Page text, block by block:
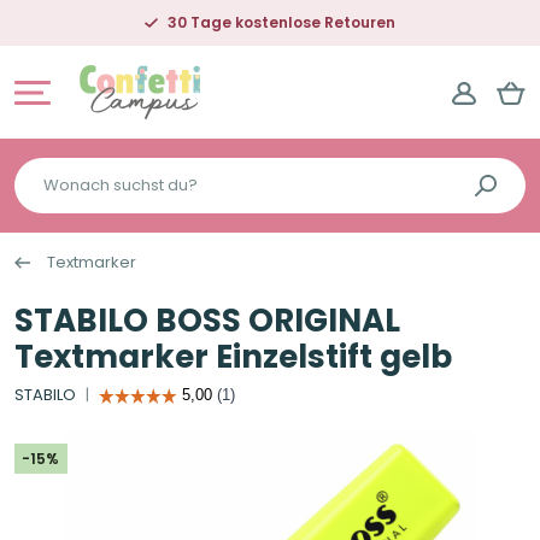
30 Tage kostenlose Retouren
Wonach
suchst
du?
Textmarker
STABILO BOSS ORIGINAL
Textmarker Einzelstift gelb
STABILO
-15%